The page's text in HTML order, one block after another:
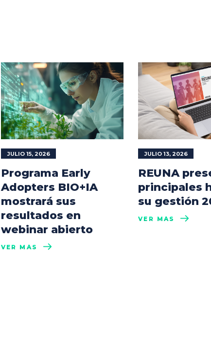
JULIO 15, 2026
Programa Early
Adopters BIO+IA
mostrará sus
resultados en
webinar abierto
VER MÁS
JULIO 13, 2026
REUNA
principales
su gestión
VER MÁS